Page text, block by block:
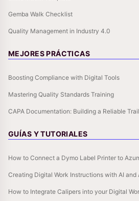
Gemba Walk Checklist
Quality Management in Industry 4.0
MEJORES PRÁCTICAS
Boosting Compliance with Digital Tools
Mastering Quality Standards Training
CAPA Documentation: Building a Reliable Trail
GUÍAS Y TUTORIALES
How to Connect a Dymo Label Printer to
Creating Digital Work Instructions with AI and
How to Integrate Calipers into your Digital